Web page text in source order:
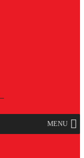
MENU